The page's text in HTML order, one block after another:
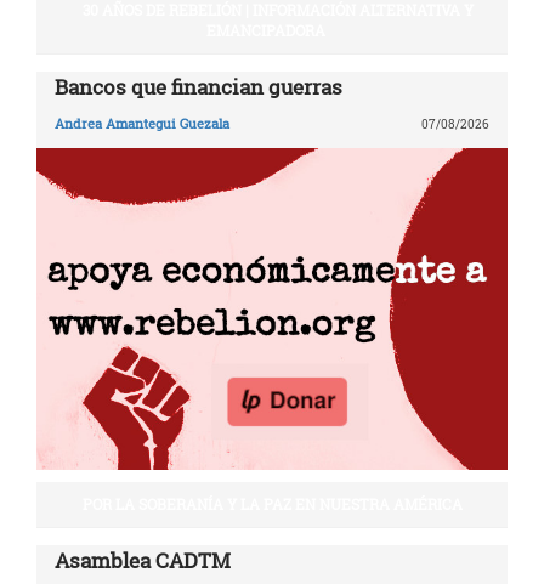
Bancos que financian guerras
Andrea Amantegui Guezala 07/08/2026
Asamblea CADTM